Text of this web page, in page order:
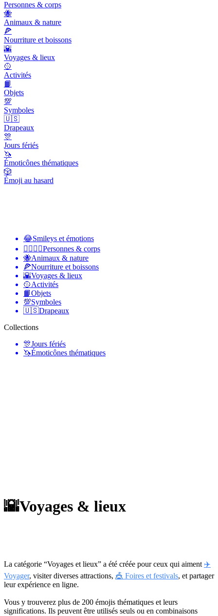
Personnes & corps
🐝
Animaux & nature
🍕
Nourriture et boissons
🌇
Voyages & lieux
🥎
Activités
📙
Objets
💯
Symboles
🇺🇸
Drapeaux
🎊
Jours fériés
🦄
Émoticônes thématiques
🎲
Émoji au hasard
😂Smileys et émotions
👩‍❤️‍💋‍👨Personnes & corps
🐝Animaux & nature
🍕Nourriture et boissons
🌇Voyages & lieux
🥎Activités
📙Objets
💯Symboles
🇺🇸Drapeaux
Collections
🎊Jours fériés
🦄Émoticônes thématiques
🌇Voyages & lieux
La catégorie “Voyages et lieux” a été créée pour ceux qui aiment ✈️
Voyager, visiter diverses attractions, 🎪 Foires et festivals, et partager
leur expérience en ligne.
Vous y trouverez plus de 200 émojis thématiques et leurs
significations. Ils peuvent être utilisés seuls ou en combinaisons